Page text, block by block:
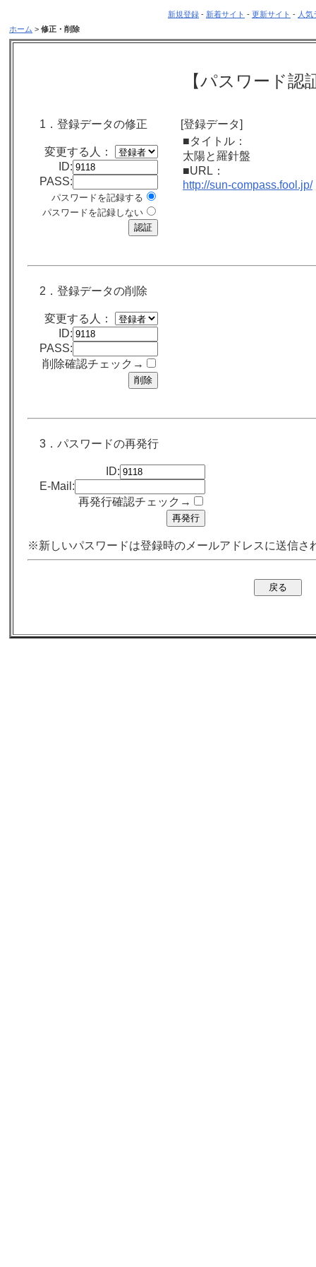
新規登録 - 新着サイト - 更新サイト - 人
ホーム > 修正・削除
【パスワード認
1．登録データの修正
変更する人：
ID:
PASS:
パスワードを記録する
パスワードを記録しない
[登録データ]
■タイトル：
太陽と羅針盤
■URL：
http://sun-compass.fool.jp/
2．登録データの削除
変更する人：
ID:
PASS:
削除確認チェック→
3．パスワードの再発行
ID:
E-Mail:
再発行確認チェック→
※新しいパスワードは登録時のメールアドレスに送信さ